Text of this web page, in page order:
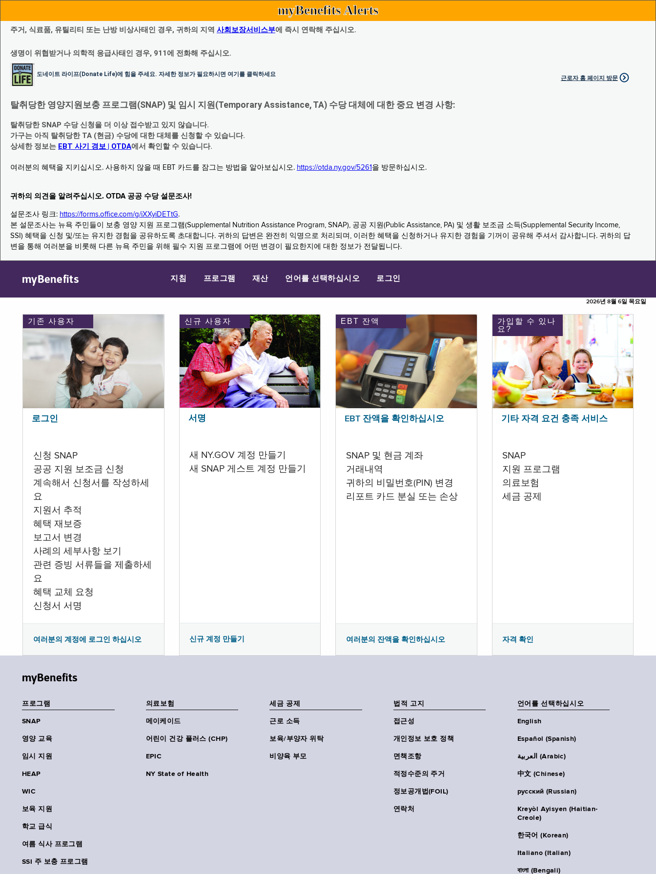
myBenefits Alerts
주거, 식료품, 유틸리티 또는 난방 비상사태인 경우, 귀하의 지역 사회보장서비스부에 즉시 연락해 주십시오.
생명이 위협받거나 의학적 응급사태인 경우, 911에 전화해 주십시오.
도네이트 라이프(Donate Life)에 힘을 주세요. 자세한 정보가 필요하시면 여기를 클릭하세요
근로자 홈 페이지 방문
탈취당한 영양지원보충 프로그램(SNAP) 및 임시 지원(Temporary Assistance, TA) 수당 대체에 대한 중요 변경 사항:
탈취당한 SNAP 수당 신청을 더 이상 접수받고 있지 않습니다.
가구는 아직 탈취당한 TA (현금) 수당에 대한 대체를 신청할 수 있습니다.
상세한 정보는 EBT 사기 경보 | OTDA에서 확인할 수 있습니다.
여러분의 혜택을 지키십시오. 사용하지 않을 때 EBT 카드를 잠그는 방법을 알아보십시오. https://otda.ny.gov/5261 을 방문하십시오.
귀하의 의견을 알려주십시오. OTDA 공공 수당 설문조사!
설문조사 링크: https://forms.office.com/g/iXXyiDETtG.
본 설문조사는 뉴욕 주민들이 보충 영양 지원 프로그램(Supplemental Nutrition Assistance Program, SNAP), 공공 지원(Public Assistance, PA) 및 생활 보조금 소득(Supplemental Security Income,
SSI) 혜택을 신청 및/또는 유지한 경험을 공유하도록 초대합니다. 귀하의 답변은 완전히 익명으로 처리되며, 이러한 혜택을 신청하거나 유지한 경험을 기꺼이 공유해 주셔서 감사합니다. 귀하의 답
변을 통해 여러분을 비롯해 다른 뉴욕 주민을 위해 필수 지원 프로그램에 어떤 변경이 필요한지에 대한 정보가 전달됩니다.
myBenefits 지침 프로그램 재산 언어를 선택하십시오 로그인
2026년 8월 6일 목요일
기존 사용자
로그인
신청 SNAP
공공 지원 보조금 신청
계속해서 신청서를 작성하세
요
지원서 추적
혜택 재보증
보고서 변경
사례의 세부사항 보기
관련 증빙 서류들을 제출하세
요
혜택 교체 요청
신청서 서명
여러분의 계정에 로그인 하십시오
신규 사용자
서명
새 NY.GOV 계정 만들기
새 SNAP 게스트 계정 만들기
신규 계정 만들기
EBT 잔액
EBT 잔액을 확인하십시오
SNAP 및 현금 계좌
거래내역
귀하의 비밀번호(PIN) 변경
리포트 카드 분실 또는 손상
여러분의 잔액을 확인하십시오
가입할 수 있나
요?
기타 자격 요건 충족 서비스
SNAP
지원 프로그램
의료보험
세금 공제
자격 확인
myBenefits
프로그램
SNAP
영양 교육
임시 지원
HEAP
WIC
보육 지원
학교 급식
여름 식사 프로그램
SSI 주 보충 프로그램
의료보험
메이케이드
어린이 건강 플러스 (CHP)
EPIC
NY State of Health
세금 공제
근로 소득
보육/부양자 위탁
비양육 부모
법적 고지
접근성
개인정보 보호 정책
면책조항
적정수준의 주거
정보공개법(FOIL)
연락처
언어를 선택하십시오
English
Español (Spanish)
العربية (Arabic)
中文 (Chinese)
русский (Russian)
Kreyòl Ayisyen (Haitian-
Creole)
한국어 (Korean)
Italiano (Italian)
বাংলা (Bengali)